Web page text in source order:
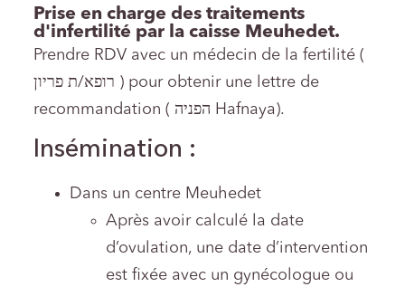
Prise en charge des traitements
d'infertilité par la caisse Meuhedet.
Prendre RDV avec un médecin de la fertilité (
רופא/ת פריון ) pour obtenir une lettre de
recommandation ( הפניה Hafnaya).
Insémination :
Dans un centre Meuhedet
Après avoir calculé la date
d’ovulation, une date d’intervention
est fixée avec un gynécologue ou